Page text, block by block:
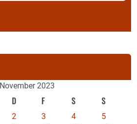
November 2023
D F S S
2 3 4
5